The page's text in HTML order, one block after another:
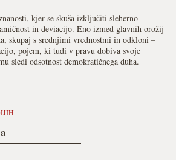
kjer se skuša izključiti sleherno
in deviacijo. Eno izmed glavnih orožij
skupaj s srednjimi vrednostmi in odkloni –
pojem, ki tudi v pravu dobiva svoje
sledi odsotnost demokratičnega duha.